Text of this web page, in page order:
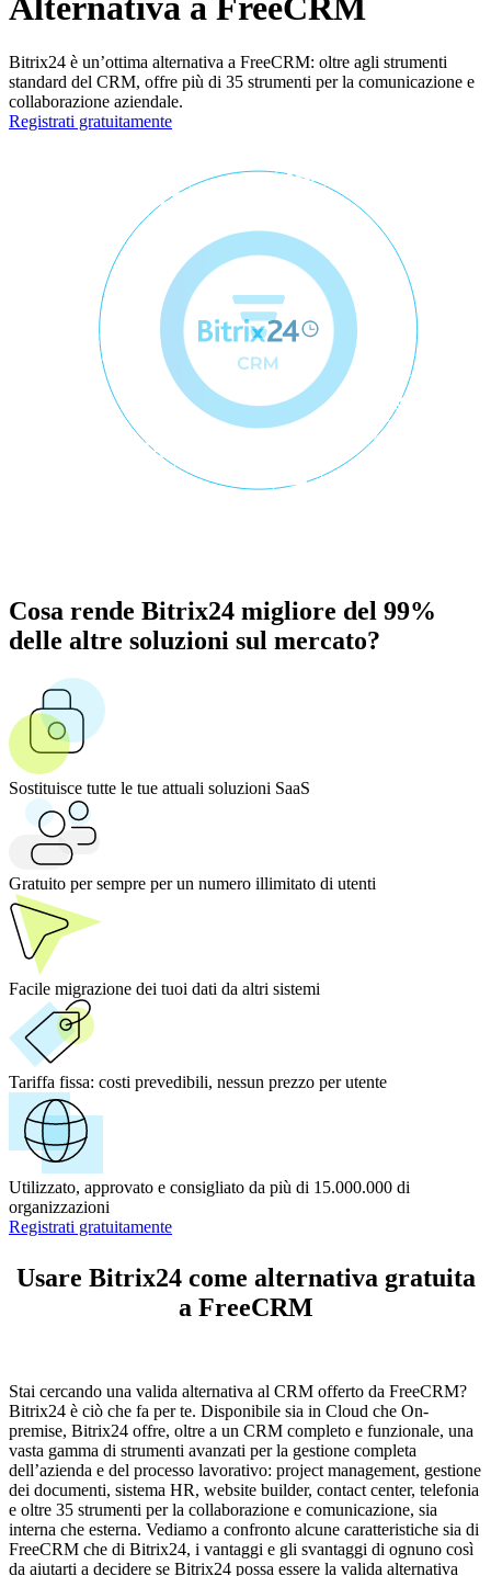
Alternativa a FreeCRM
Bitrix24 è un’ottima alternativa a FreeCRM: oltre agli strumenti
standard del CRM, offre più di 35 strumenti per la comunicazione e
collaborazione aziendale.
Registrati gratuitamente
Cosa rende Bitrix24 migliore del 99%
delle altre soluzioni sul mercato?
Sostituisce tutte le tue attuali soluzioni SaaS
Gratuito per sempre per un numero illimitato di utenti
Facile migrazione dei tuoi dati da altri sistemi
Tariffa fissa: costi prevedibili, nessun prezzo per utente
Utilizzato, approvato e consigliato da più di 15.000.000 di
organizzazioni
Registrati gratuitamente
Usare Bitrix24 come alternativa gratuita
a FreeCRM
Stai cercando una valida alternativa al CRM offerto da FreeCRM?
Bitrix24 è ciò che fa per te. Disponibile sia in Cloud che On-
premise, Bitrix24 offre, oltre a un CRM completo e funzionale, una
vasta gamma di strumenti avanzati per la gestione completa
dell’azienda e del processo lavorativo: project management, gestione
dei documenti, sistema HR, website builder, contact center, telefonia
e oltre 35 strumenti per la collaborazione e comunicazione, sia
interna che esterna. Vediamo a confronto alcune caratteristiche sia di
FreeCRM che di Bitrix24, i vantaggi e gli svantaggi di ognuno così
da aiutarti a decidere se Bitrix24 possa essere la valida alternativa